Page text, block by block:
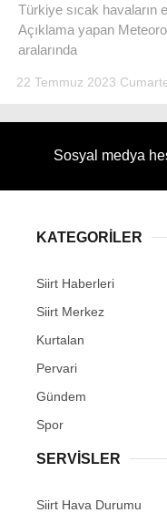
Türkiye sıcak havaların
Açıklama yapan
aralarında
22 Temmuz 2023
Sosyal medya
KATEGORİLER
Siirt Haberleri
Siirt Merkez
Kurtalan
Pervari
Gündem
Spor
SERVİSLER
Siirt Hava Durumu